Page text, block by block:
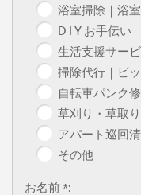
浴室掃除｜浴
D I Y お手伝い
生活支援サー
掃除代行｜ビ
自転車パンク
草刈り・草取
アパート巡回
その他
お名前 *: